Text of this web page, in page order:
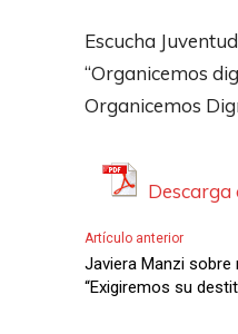
u
c
t
A
u
Escucha
“Organicemos
Organicemos
Descarga
Artículo anterior
Javiera Manzi sobre
“Exigiremos su